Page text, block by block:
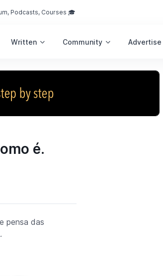
Podcasts, Courses 🎓
Written Community Advertise
é.
pensa das